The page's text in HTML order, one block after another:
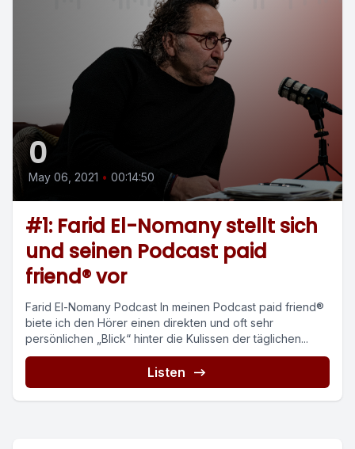
0
May 06, 2021 • 00:14:50
#1: Farid El-Nomany stellt sich
und seinen Podcast paid
friend® vor
Farid El-Nomany Podcast In meinen Podcast paid friend®
biete ich den Hörer einen direkten und oft sehr
persönlichen „Blick“ hinter die Kulissen der täglichen...
Listen